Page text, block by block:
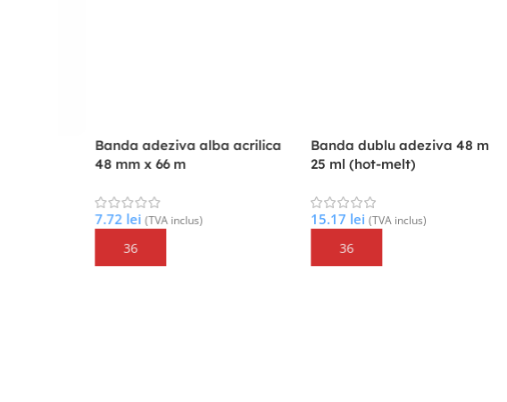
Banda adeziva alba acrilica
48 mm x 66 m
lei (TVA inclus)
Adaugă În Coș
Banda dublu adeziva 48 mm x
25 ml (hot-melt)
15.17lei (TVA inclus)
Adaugă În Coș